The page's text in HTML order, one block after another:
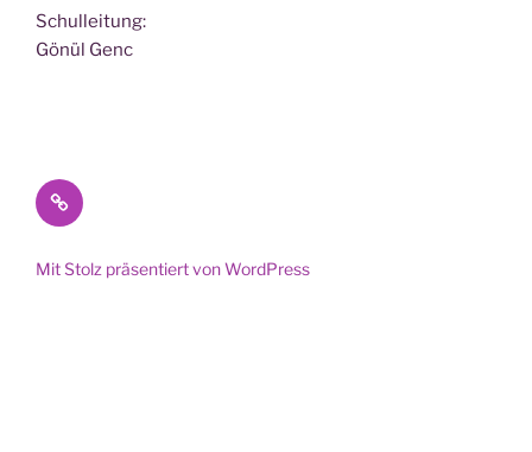
Schul­lei­tung:
Gönül Genc
Datenschutz
Mit Stolz präsentiert von WordPress